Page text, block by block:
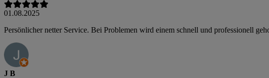
01.08.2025
Persönlicher netter Service. Bei Problemen wird einem schnell und professionell
J B